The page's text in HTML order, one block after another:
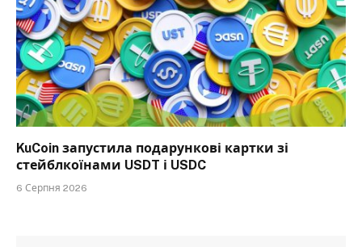
KuCoin запустила подарункові картки зі
стейблкоїнами USDT і USDC
6 Серпня 2026